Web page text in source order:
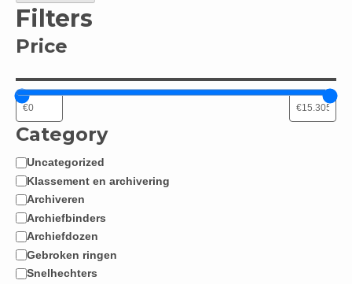
Filters
Price
Category
Categorie
Uncategorized
Klassement en archivering
Archiveren
Archiefbinders
Archiefdozen
Gebroken ringen
Snelhechters